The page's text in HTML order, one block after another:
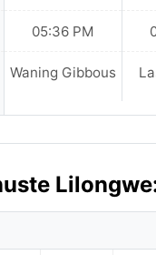
05:36 PM
Waning Gibbous